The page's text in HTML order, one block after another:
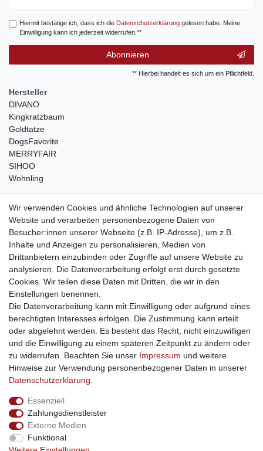
Hiermit bestätige ich, dass ich die Daten­schutz­erklärunggelesen habe. Meine
Einwilligung kann ich jederzeit widerrufen.**
Abonnieren
** Hierbei handelt es sich um ein Pflichtfeld.
Hersteller
DIVANO
Kingkratzbaum
Goldtatze
DogsFavorite
MERRYFAIR
SIHOO
Wohnling
weitere Shops
traumlampen- Lampen und Kronleuchter
kinderwagencenter- Exklusive und günstige Kinderwagen
gastrogeraete24- alles für Gastronomie und Imbiss
soziale Medien
Facebook
sicher einkaufen
Sichere Bestellung und Zahlung via SSL Verschlüsselung
Wir verwenden Cookies und ähnliche Technologien auf unserer
Website und verarbeiten personenbezogene Daten von
Besucher:innen unserer Webseite (z.B. IP-Adresse), um z.B.
Inhalte und Anzeigen zu personalisieren, Medien von
Drittanbietern einzubinden oder Zugriffe auf unsere Website zu
analysieren. Die Datenverarbeitung erfolgt erst durch gesetzte
Cookies. Wir teilen diese Daten mit Dritten, die wir in den
Einstellungen benennen.
Die Datenverarbeitung kann mit Einwilligung oder aufgrund eines
berechtigten Interesses erfolgen. Die Zustimmung kann erteilt
oder abgelehnt werden. Es besteht das Recht, nicht einzuwilligen
und die Einwilligung zu einem späteren Zeitpunkt zu ändern oder
zu widerrufen. Beachten Sie unser Impressum und weitere
Hinweise zur Verwendung personenbezogener Daten in unserer
Daten­schutz­erklärung
Essenziell
Zahlungsdienstleister
Externe Medien
Funktional
Widerrufs­recht Widerrufs­formular